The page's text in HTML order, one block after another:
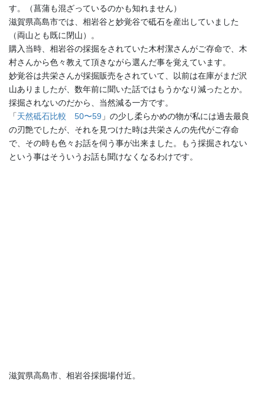
す。（菖蒲も混ざっているのかも知れません）
滋賀県高島市では、相岩谷と妙覚谷で砥石を産出していました
（両山とも既に閉山）。
購入当時、相岩谷の採掘をされていた木村潔さんがご存命で、木
村さんから色々教えて頂きながら選んだ事を覚えています。
妙覚谷は共栄さんが採掘販売をされていて、以前は在庫がまだ沢
山ありましたが、数年前に聞いた話ではもうかなり減ったとか。
採掘されないのだから、当然減る一方です。
「天然砥石比較 50〜59 」の少し柔らかめの物が私には過去最良
の刃艶でしたが、それを見つけた時は共栄さんの先代がご存命
で、その時も色々お話を伺う事が出来ました。もう採掘されない
という事はそういうお話も聞けなくなるわけです。
滋賀県高島市、相岩谷採掘場付近。